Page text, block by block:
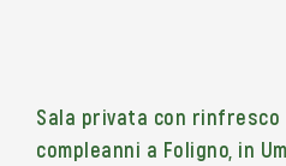
Sala privata con rinfresco
compleanni a Foligno, in